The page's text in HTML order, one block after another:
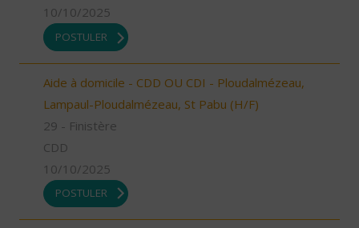
10/10/2025
POSTULER
Aide à domicile - CDD OU CDI - Ploudalmézeau,
Lampaul-Ploudalmézeau, St Pabu (H/F)
29 - Finistère
CDD
10/10/2025
POSTULER